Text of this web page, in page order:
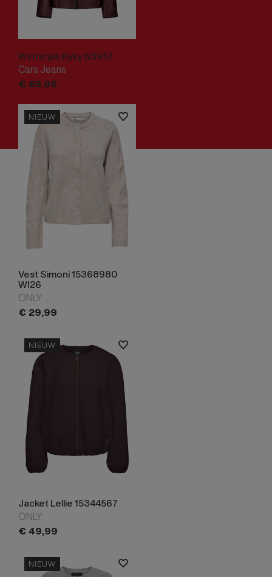
Winterjas Kyky 63957
Cars Jeans
€ 89,99
NIEUW
Vest Simoni 15368980
WI26
ONLY
€ 29,99
NIEUW
Jacket Lellie 15344567
ONLY
€ 49,99
NIEUW